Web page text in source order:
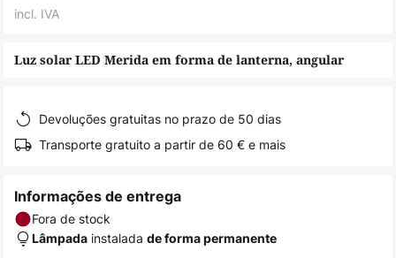
da
imagens
Luz solar LED Merida em forma de lanterna, angular
incl. IVA
Devoluções gratuitas no prazo de 50 dias
Transporte gratuito a partir de 60 € e mais
Informações de entrega
Fora de stock
Lâmpada instalada de forma permanente